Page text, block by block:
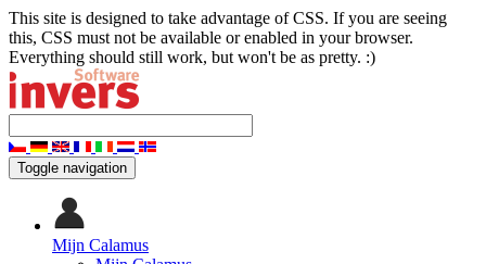
This site is designed to take advantage of CSS. If you are seeing
this, CSS must not be available or enabled in your browser.
Everything should still work, but won't be as pretty. :)
Toggle navigation
Mijn Calamus